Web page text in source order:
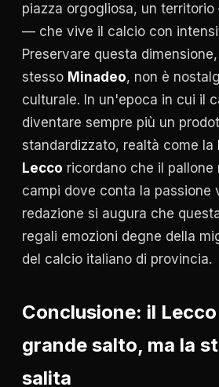
piazza orgogliosa, un
— che vive il calcio con
Preservare questa
stesso Minadeo, non è
culturale. In un'epoca in cui il
diventare sempre più un
standardizzato, realtà come la
Lecco ricordano che il pallone
campi dove conta la passione
redazione si augura che
regali emozioni degne della
del calcio italiano di provincia.
Conclusione: il
grande salto, ma la
salita